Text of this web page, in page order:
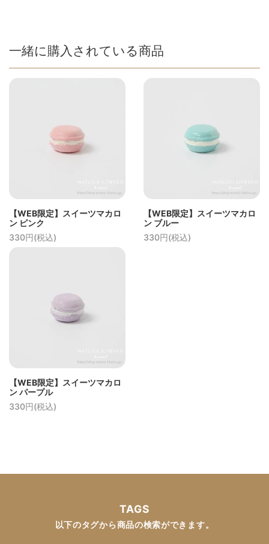
一緒に購入されている商品
【WEB限定】スイーツマカロ
ン ピンク
330円(税込)
【WEB限定】スイーツマカロ
ン ブルー
330円(税込)
【WEB限定】スイーツマカロ
ン パープル
330円(税込)
TAGS
以下のタグから商品の検索ができます。